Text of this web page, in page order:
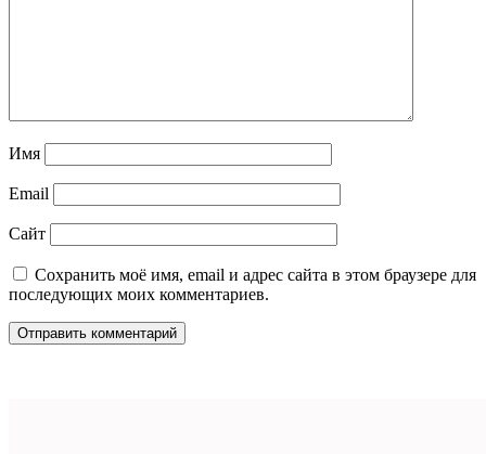
Имя
Email
Сайт
Сохранить моё имя, email и адрес сайта в этом браузере для
последующих моих комментариев.